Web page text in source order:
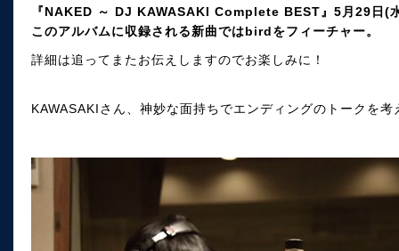
『NAKED ～ DJ KAWASAKI Complete BEST』5月29日(
このアルバムに収録される新曲ではbirdをフィーチャー。
詳細は追ってまたお伝えしますのでお楽しみに！
KAWASAKIさん、神妙な面持ちでエンディングのトークを考